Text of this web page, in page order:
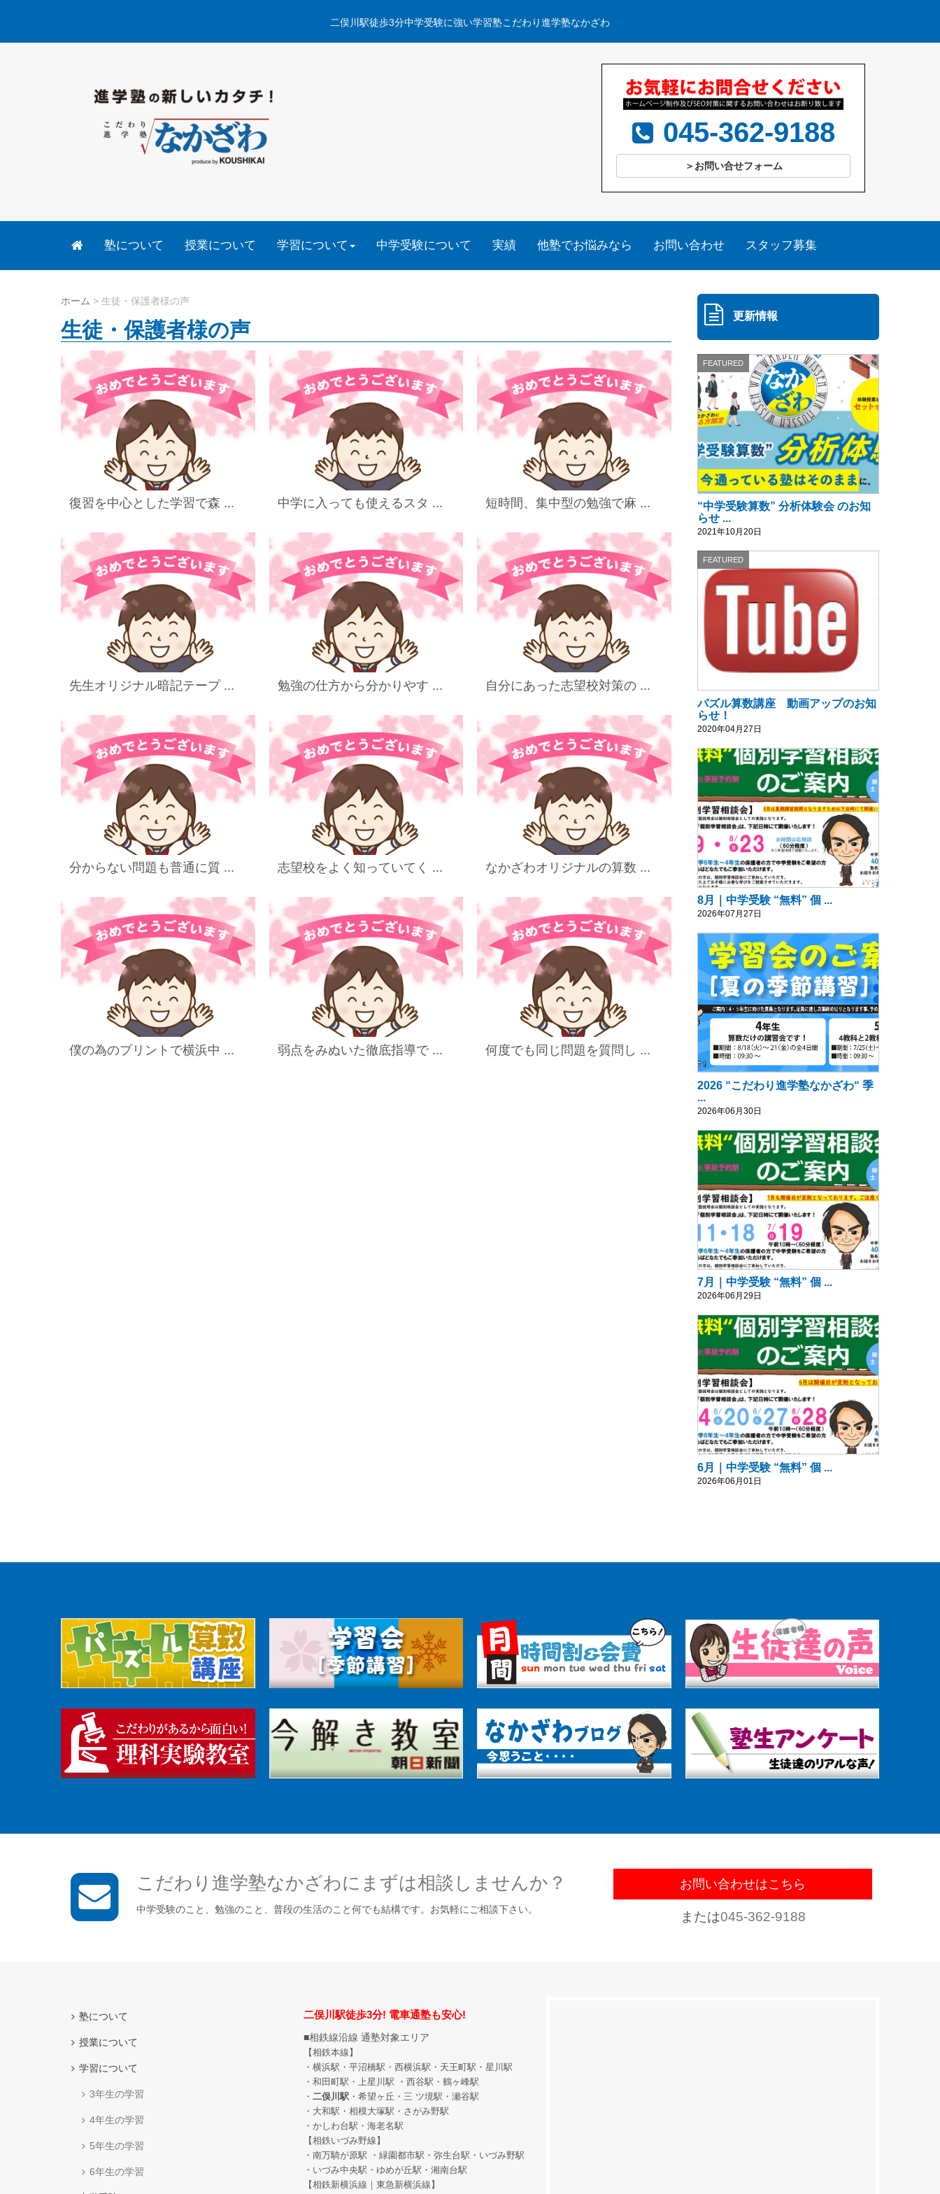
二俣川駅徒歩3分中学受験に強い学習塾こだわり進学塾なかざわ
045-362-9188
＞お問い合せフォーム
塾について 授業について 学習について 中学受験について 実績 他塾でお悩みなら お問い合わせ スタッフ募集
ホーム > 生徒・保護者様の声
生徒・保護者様の声
復習を中心とした学習で森 ... 中学に入っても使えるスタ ... 短時間、集中型の勉強で麻 ...
先生オリジナル暗記テープ ... 勉強の仕方から分かりやす ... 自分にあった志望校対策の ...
分からない問題も普通に質 ... 志望校をよく知っていてく ... なかざわオリジナルの算数 ...
僕の為のプリントで横浜中 ... 弱点をみぬいた徹底指導で ... 何度でも同じ問題を質問し ...
更新情報
FEATURED
“中学受験算数” 分析体験会 のお知
らせ ...
2021年10月20日
FEATURED
パズル算数講座 動画アップのお知
らせ！
2020年04月27日
8月｜中学受験 “無料” 個 ...
2026年07月27日
2026 “こだわり進学塾なかざわ“ 季
...
2026年06月30日
7月｜中学受験 “無料” 個 ...
2026年06月29日
6月｜中学受験 “無料” 個 ...
2026年06月01日
こだわり進学塾なかざわにまずは相談しませんか？
中学受験のこと、勉強のこと、普段の生活のこと何でも結構です。お気軽にご相談下さい。
お問い合わせはこちら
または045-362-9188
塾について
授業について
学習について
3年生の学習
4年生の学習
5年生の学習
6年生の学習
二俣川駅徒歩3分! 電車通塾も安心!
■相鉄線沿線 通塾対象エリア
【相鉄本線】
・横浜駅・平沼橋駅・西横浜駅・天王町駅・星川駅
・和田町駅 ・上星川駅 ・西谷駅・鶴ヶ峰駅
・二俣川駅 ・希望ヶ丘 ・三 ツ境駅・瀬谷駅
・大和駅・相模大塚駅・さがみ野駅
・かしわ台駅・海老名駅
【相鉄いづみ野線】
・南万騎が原駅 ・緑園都市駅・弥生台駅・いづみ野駅
・いづみ中央駅・ゆめが丘駅・湘南台駅
【相鉄新横浜線｜東急新横浜線】